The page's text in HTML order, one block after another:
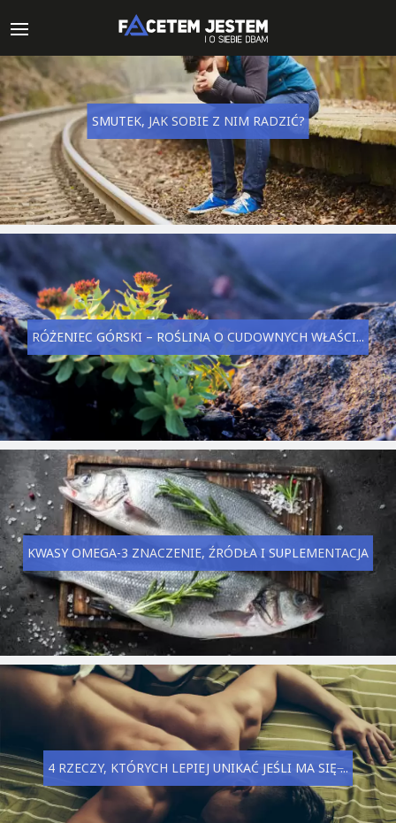
SMUTEK, JAK SOBIE Z NIM RADZIĆ?
RÓŻENIEC GÓRSKI – ROŚLINA O CUDOWNYCH WŁAŚCI...
KWASY OMEGA-3 ZNACZENIE, ŹRÓDŁA I SUPLEMENTACJA
4 RZECZY, KTÓRYCH LEPIEJ UNIKAĆ JEŚLI MA SIĘ ̶...